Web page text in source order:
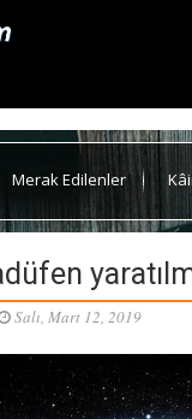
Merak Edilenler
Salı, Mart 12, 2019